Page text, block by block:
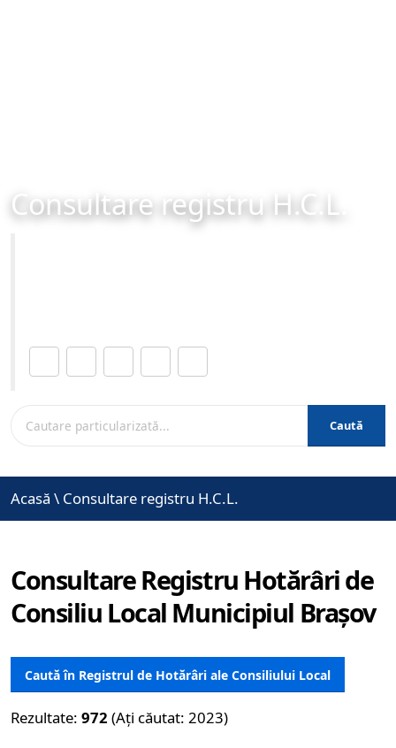
Consultare registru H.C.L.
Caută
Acasă \ Consultare registru H.C.L.
Consultare Registru Hotărâri de
Consiliu Local Municipiul Brașov
Caută în Registrul de Hotărâri ale Consiliului Local
Rezultate: 972 (Ați căutat: 2023)